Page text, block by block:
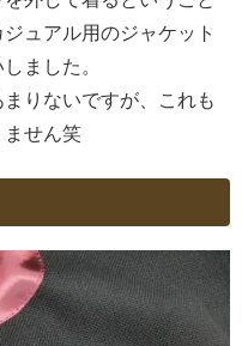
ュアル用のジャケット
ました。
りないですが、これも
ません笑